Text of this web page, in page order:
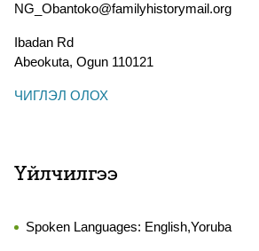
NG_Obantoko@familyhistorymail.org
Ibadan Rd
Abeokuta, Ogun 110121
ЧИГЛЭЛ ОЛОХ
Үйлчилгээ
Spoken Languages: English,Yoruba